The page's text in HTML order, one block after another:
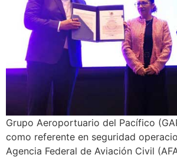
Grupo Aeroportuario del Pacífico
como referente en seguridad
Agencia Federal de Aviación Civil